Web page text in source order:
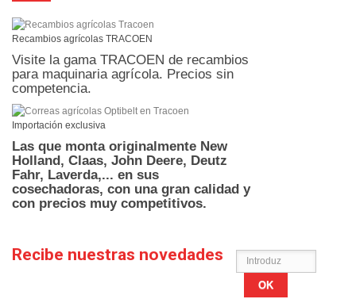
Recambios agrícolas TRACOEN
Visite la gama TRACOEN de recambios
para maquinaria agrícola. Precios sin
competencia.
Importación exclusiva
Las que monta originalmente New
Holland, Claas, John Deere, Deutz
Fahr, Laverda,... en sus
cosechadoras, con una gran calidad y
con precios muy competitivos.
Recibe nuestras novedades
OK